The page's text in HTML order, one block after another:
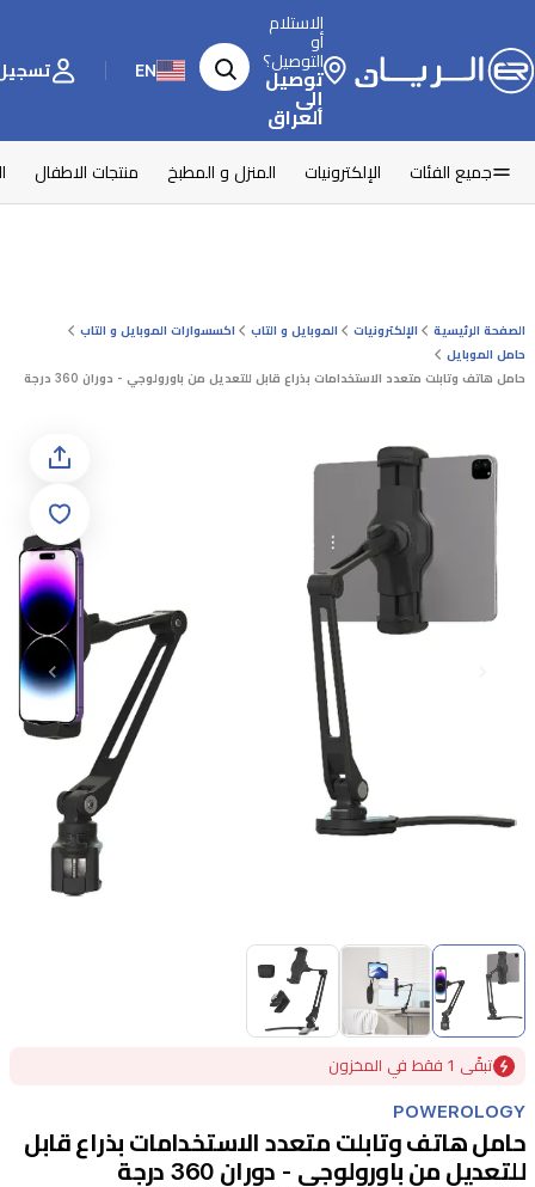
الاستلام
أو
التوصيل؟
توصيل
إلى
العراق
EN تسجيل
جميع الفئات الإلكترونيات المنزل و المطبخ منتجات الاطفال
الصفحة الرئيسية الإلكترونيات الموبايل و التاب
اكسسوارات الموبايل و التاب
حامل الموبايل
حامل هاتف وتابلت متعدد الاستخدامات بذراع قابل للتعديل من باورولوجي - دوران 360 درجة
Item
of
3
تبقًى 1 فقط في المخزون
POWEROLOGY
حامل هاتف وتابلت متعدد الاستخدامات بذراع قابل
للتعديل من باورولوجي - دوران 360 درجة